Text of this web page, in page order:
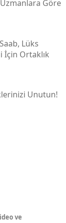
Uzmanlara Göre
Lüks
İçin Ortaklık
Unutun!
ve